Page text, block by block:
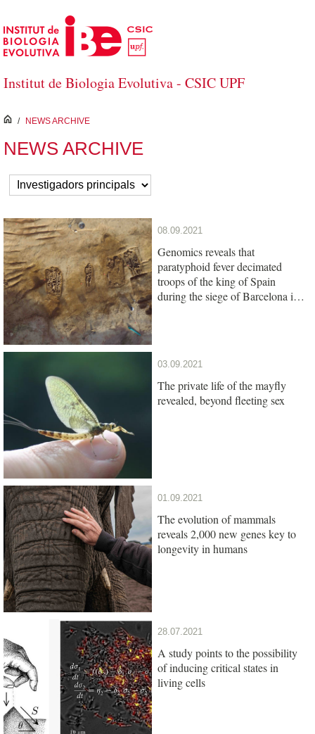
Skip to Main Content
Institut de Biologia Evolutiva - CSIC UPF
inici
/ NEWS ARCHIVE
NEWS ARCHIVE
08.09.2021
Genomics reveals that
paratyphoid fever decimated
troops of the king of Spain
during the siege of Barcelona in
03.09.2021
The private life of the mayfly
revealed, beyond fleeting sex
01.09.2021
The evolution of mammals
reveals 2,000 new genes key to
longevity in humans
28.07.2021
A study points to the possibility
of inducing critical states in
living cells